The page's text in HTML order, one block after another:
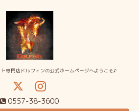
専門店ドルフィンの公式ホームページへようこそ♪
0557-38-3600